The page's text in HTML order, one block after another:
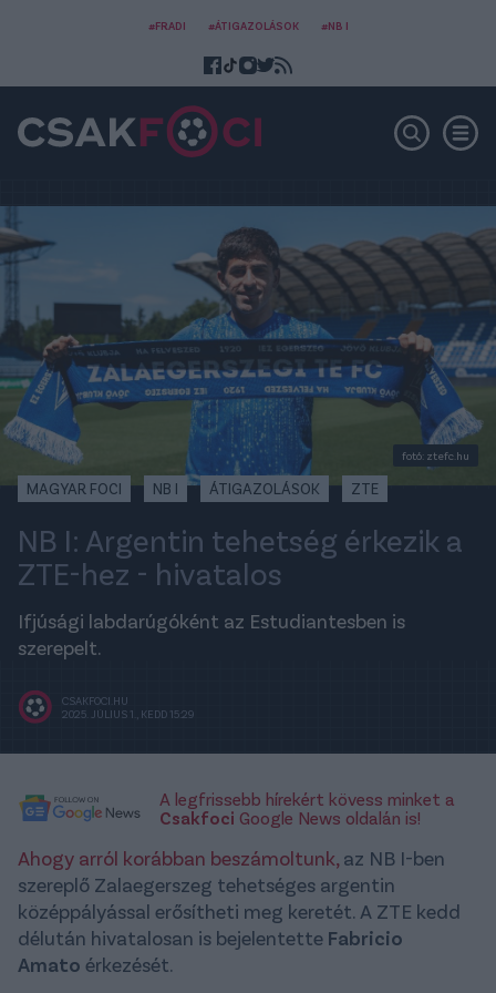
#FRADI #ÁTIGAZOLÁSOK #NB I
fotó: ztefc.hu
MAGYAR FOCI NB I ÁTIGAZOLÁSOK ZTE
NB I: Argentin tehetség érkezik a
ZTE-hez - hivatalos
Ifjúsági labdarúgóként az Estudiantesben is
szerepelt.
CSAKFOCI.HU
2025. JÚLIUS 1., KEDD 15:29
A legfrissebb hírekért kövess minket a
Csakfoci Google News oldalán is!
Ahogy arról korábban beszámoltunk, az NB I-ben
szereplő Zalaegerszeg tehetséges argentin
középpályással erősítheti meg keretét. A ZTE kedd
délután hivatalosan is bejelentette Fabricio
Amato érkezését.